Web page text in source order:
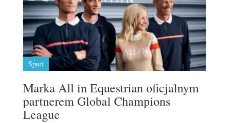
Sport
Marka All in Equestrian oficjalnym
partnerem Global Champions
League